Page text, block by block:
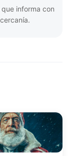
informa con